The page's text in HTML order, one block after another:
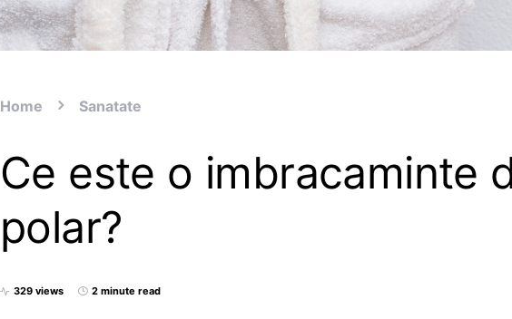
Home Sanatate
Ce este o imbracaminte
polar?
329 views 2 minute read